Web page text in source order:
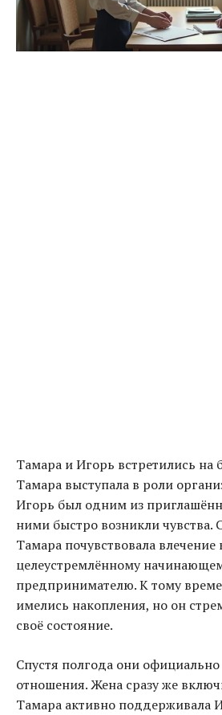
Тамара и Игорь встретились на
Тамара выступала в роли
Игорь был одним из
ними быстро возникли чувства.
Тамара почувствовала
целеустремлённому
предпринимателю. К тому
имелись накопления, но он
своё состояние.
Спустя полгода они
отношения. Жена сразу же
Тамара активно поддерживала